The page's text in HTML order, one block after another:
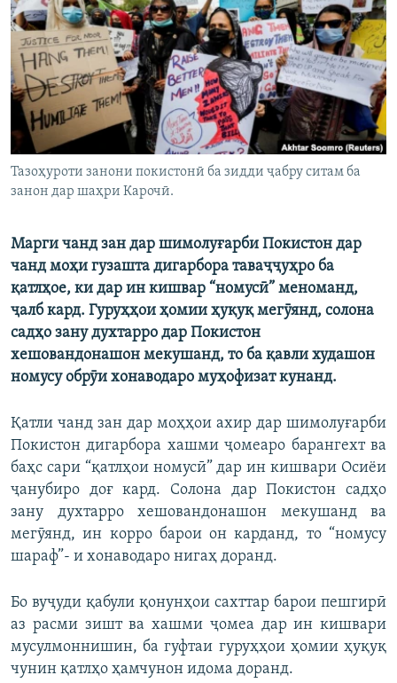
ГУЗОРИШҲОИ РАДИОӢ
Русский
ПАЙГИРӢ КУНЕД
Ҳамаи сомонаҳои RFE/RL
Тазоҳуроти занони покистонӣ ба зидди ҷабру ситам ба
занон дар шаҳри Карочӣ.
Марги чанд зан дар шимолуғарби Покистон дар
чанд моҳи гузашта дигарбора таваҷҷуҳро ба
қатлҳое, ки дар ин кишвар “номусӣ” меноманд,
ҷалб кард. Гуруҳҳои ҳомии ҳуқуқ мегӯянд, солона
садҳо зану духтарро дар Покистон
хешовандонашон мекушанд, то ба қавли худашон
номусу обрӯи хонаводаро муҳофизат кунанд.
Қатли чанд зан дар моҳҳои ахир дар шимолуғарби
Покистон дигарбора хашми ҷомеаро барангехт ва
баҳс сари “қатлҳои номусӣ” дар ин кишвари Осиёи
ҷанубиро доғ кард. Солона дар Покистон садҳо
зану духтарро хешовандонашон мекушанд ва
мегӯянд, ин корро барои он карданд, то “номусу
шараф”- и хонаводаро нигаҳ доранд.
Бо вуҷуди қабули қонунҳои сахттар барои пешгирӣ
аз расми зишт ва хашми ҷомеа дар ин кишвари
мусулмоннишин, ба гуфтаи гуруҳҳои ҳомии ҳуқуқ
чунин қатлҳо ҳамчунон идома доранд.